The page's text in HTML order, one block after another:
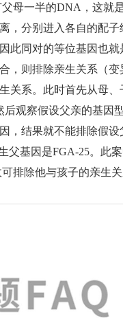
母一半的DNA，这就
，分别进入各自的配
此同对的等位基因也
，则排除亲生关系（
关系。此时首先从母
观察假设父亲的基因
，结果就不能排除假
父基因是FGA-25。此
排除他与孩子的亲生